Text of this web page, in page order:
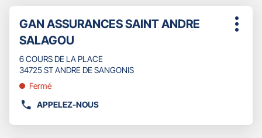
DE
TÉLÉPHONE
DU
POINT
DE
VENTE
GAN
ASSURANCES
GANGES
sur
touche
ENTRÉE
pour
plus
amples
informations
Point
de
vente
:
GAN ASSURANCES SAINT ANDRE
SALAGOU
6 COURS DE LA PLACE
34725 ST ANDRE DE SANGONIS
Fermé
APPELEZ-NOUS
AFFICHER
Plus